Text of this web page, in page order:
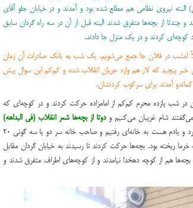
البته نيروي نظامي هم مطلع شده بود و آمدند و در خيابان جلو آقاي
و چندتا از بچه‌ها متفرق شدند البته قبل از آن در سه راه گردان سابق
كوچه‌اي كردند و در يك منزل جا دادند.
امشب در فلان جا جمع مي‌شويم. يك شب به بانك صادرات آن زمان
خبر پيچيد كه لار هم وارد جريان انقلاب شده و كم‌كم اين سوال پيش
آمدند براي سركوب كردنشان.
شب يازده محرم كم‌كم از امامزاده حركت كردند و در كوچه‌اي كه
شام غريبان مي‌كنيم ودوتا از بچه‌ها شعر انقلاب (فی البداهه)
كه سر و صدايي كرد و يادم هست به خانه‌اي رفتيم و صاحب خانه سر دو يا سه گوني ۲۰
ريخته بود. بچه‌ها حركت كردند تا رسيدند به خيابان گردان مقابل
هم از كوچه دهخدا نيامدند و از كوچه‌هاي اطراف متفرق شدند و